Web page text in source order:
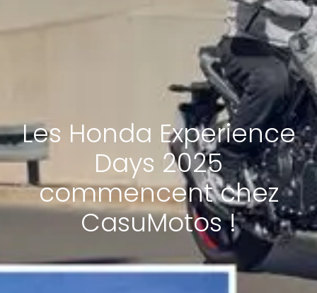
Les Honda Experience
Days 2025
commencent chez
CasuMotos !